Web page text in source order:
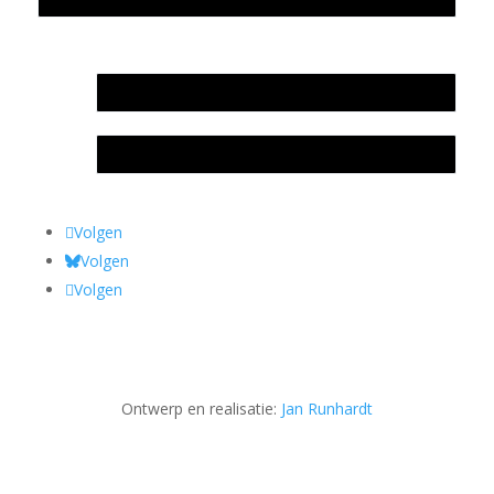
Volgen
Volgen
Volgen
Ontwerp en realisatie: Jan Runhardt